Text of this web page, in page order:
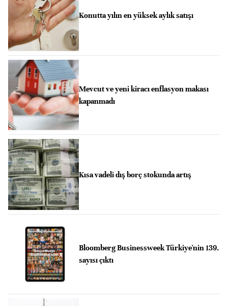
Konutta yılın en yüksek aylık satışı
Mevcut ve yeni kiracı enflasyon makası
kapanmadı
Kısa vadeli dış borç stokunda artış
Bloomberg Businessweek Türkiye'nin 139.
sayısı çıktı